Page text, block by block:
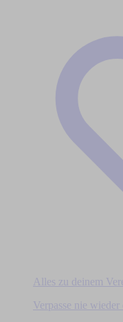
Alles zu deinem
Verpasse nie wieder